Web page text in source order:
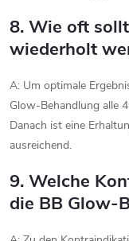
8. Wie oft
wiederholt
A: Um optimale
Glow-Behandlung alle
Danach ist eine
ausreichend.
9. Welche
die BB Glow-